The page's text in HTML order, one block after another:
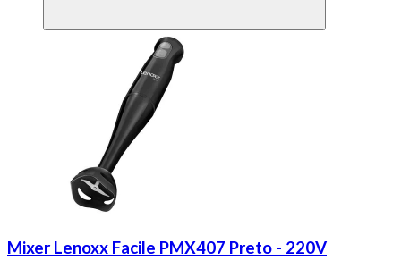
Mixer Lenoxx Facile PMX407 Preto - 220V